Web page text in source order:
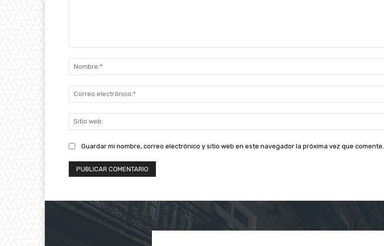
Guardar mi nombre, correo electrónico y sitio web en este navegador la próxima vez que comente.